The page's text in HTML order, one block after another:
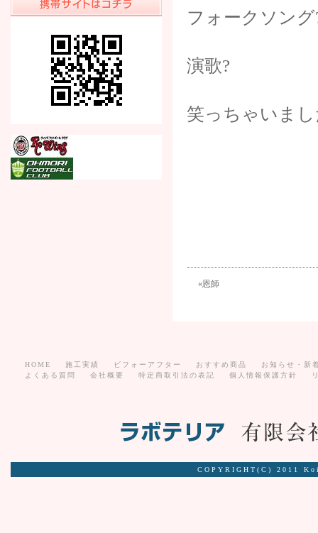
フォークソング
演歌?
笑っちゃいま
«恩師
HOME 施工実績 ビフォーアフター おすすめ商品
お知らせ・新
よくある質問
会社概要 特定商取引法の表記 個人情報保護方針
COPYRIGHT(C) 2011